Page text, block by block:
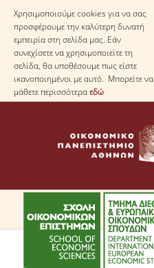
Χρησιμοποιούμε cookies για να σας
προσφέρουμε την καλύτερη δυνατή
εμπειρία στη σελίδα μας. Εάν
συνεχίσετε να χρησιμοποιείτε τη
σελίδα, θα υποθέσουμε πως είστε
ικανοποιημένοι με αυτό. Μπορείτε να
μάθετε περισσότεραεδώ